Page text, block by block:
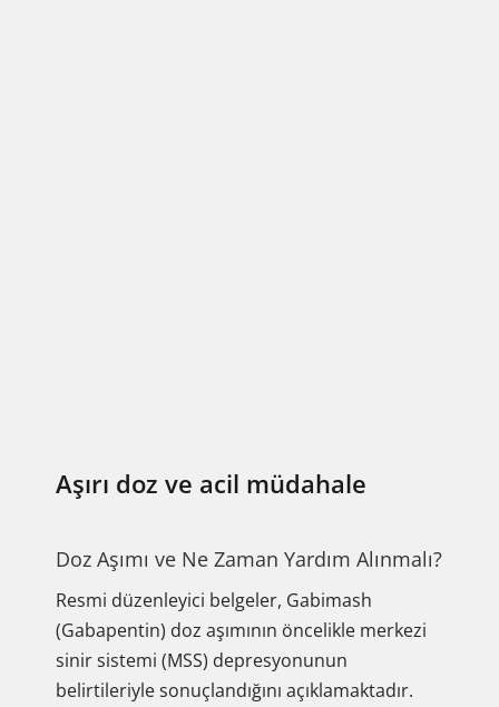
Aşırı doz ve acil müdahale
Doz Aşımı ve Ne Zaman Yardım Alınmalı?
Resmi düzenleyici belgeler, Gabimash
(Gabapentin) doz aşımının öncelikle merkezi
sinir sistemi (MSS) depresyonunun
belirtileriyle sonuçlandığını açıklamaktadır.